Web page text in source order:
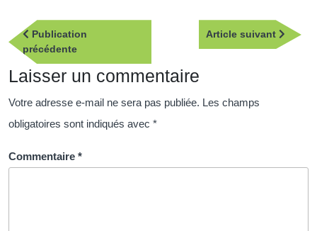
Navigation
de
l’article
Publication
précédentePublication
précédente
Article suivant
Article
Laisser un commentaire
Votre adresse e-mail ne sera pas publiée. Les champs
obligatoires sont indiqués avec *
Commentaire *